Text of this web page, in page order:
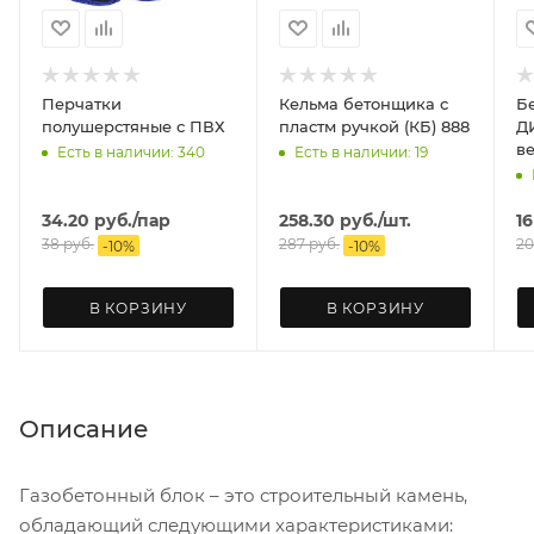
Перчатки
полушерстяные с ПВХ
Есть в наличии: 340
34.20 руб./пар
38руб. -10%
В КОРЗИНУ
Кельма бетонщика с
пластм ручкой (КБ) 888
Есть в наличии: 19
258.30 руб./шт.
287руб. -10%
В КОРЗИНУ
Описание
Газобетонный блок – это строительный камень,
обладающий следующими характеристиками: